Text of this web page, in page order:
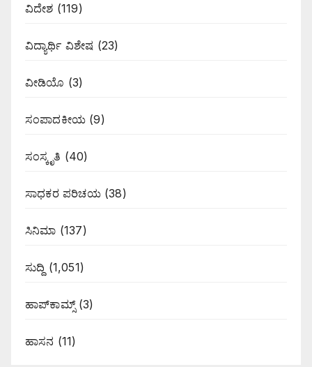
ವಿದೇಶ (119)
ವಿದ್ಯಾರ್ಥಿ ವಿಶೇಷ (23)
ವೀಡಿಯೊ (3)
ಸಂಪಾದಕೀಯ (9)
ಸಂಸ್ಕೃತಿ (40)
ಸಾಧಕರ ಪರಿಚಯ(38)
ಸಿನಿಮಾ (137)
ಸುದ್ದಿ (1,051)
ಹಾಪ್‌ಕಾಮ್ಸ್‌(3)
ಹಾಸನ (11)